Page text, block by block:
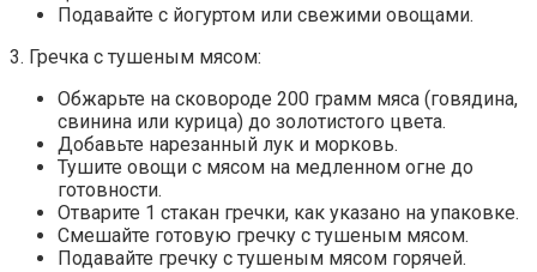
Подавайте с йогуртом или свежими овощами.
3. Гречка с тушеным мясом:
Обжарьте на сковороде 200 грамм мяса (говядина,
свинина или курица) до золотистого цвета.
Добавьте нарезанный лук и морковь.
Тушите овощи с мясом на медленном огне до
готовности.
Отварите 1 стакан гречки, как указано на упаковке.
Смешайте готовую гречку с тушеным мясом.
Подавайте гречку с тушеным мясом горячей.